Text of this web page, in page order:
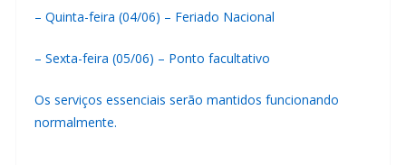
– Quinta-feira (04/06) – Feriado Nacional
– Sexta-feira (05/06) – Ponto facultativo
Os serviços essenciais serão mantidos funcionando
normalmente.